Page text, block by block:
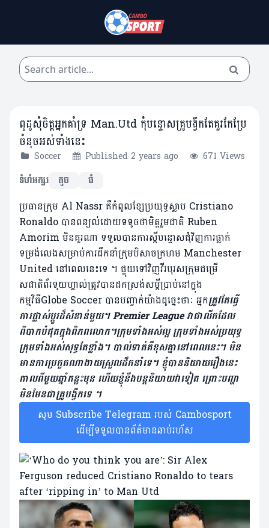
ពូដូសុំចិត្តអ្នកគាំទ្រ Man.Utd កុំបន្ទោសគ្រូបង្វឹកតែគួរកែប្រែ
ចំនុចអស់ទាំងនេះ
Soccer Published 2 years ago
671 Views
ទំហំអក្សរ
តូច ធំ
ប្រធានក្រុម Al Nassr គឺកំពូលខ្សែប្រយុទ្ធស្លាប Cristiano
Ronaldo បានពន្យល់ដោយទទូចថាមិត្តរួមជាតិ Ruben
Amorim មិនគួរណា ទទួលបានការស្តីបន្ទោសជុំវិញការធ្លាក់
ទម្រង់លេងសម្រាប់ការដឹកនាំក្រុមបិសាចក្រហម Manchester
United នៅពេលនេះទេ ។ ផ្ទុយទៅវិញវីរបុរសក្រុមជម្រើ
សជាតិព័រទុយហ្គាល់ត្រូវបានដកស្រង់សម្តីប្រាប់នៅក្នុង
កម្មវិធីGlobe Soccer បានបញ្ចាក់យ៉ាងដូច្នេះថាៈ អ្នកត្រូវតែធ្វើ
ការផ្លាស់ប្តូរដ៏សំខាន់មួយ។ Premier League វាជាលីកដែល
ពិបាកបំផុតក្នុងពិភពលោក។ក្រុមទាំងអស់ល្អ ក្រុមទាំងអស់ប្រយុទ្ធ
ក្រុមទាំងអស់សុទ្ធតែខ្លាំង។ បាល់ទាត់គឺខុសគ្នានៅពេលនេះ។ មិន
មានការប្រកួតណាងាយស្រួលដឹកនាំទេ។ ខ្ញុំបាននិយាយរឿងនេះ
កាលពីមួយឆ្នាំកន្លះមុន ហើយខ្ញុំនឹងបន្តនិយាយវាទៀត ព្រោះបញ្ហា
មិនមែនជាគ្រូបង្វឹកទេ ។
សូម Subscribe Telegram របស់ Cambosport
ដើម្បីទទួលបានព័ត៌មានឆាប់រហ័ស